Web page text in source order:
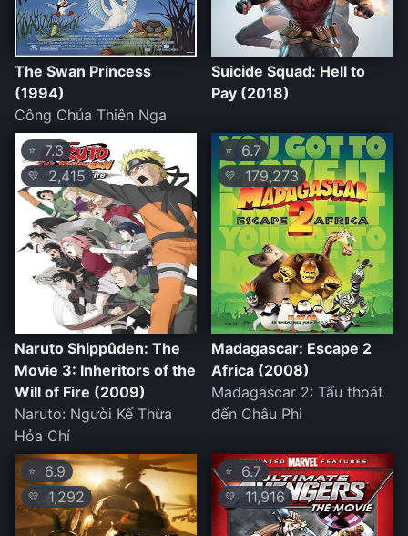
The Swan Princess
(1994)
Công Chúa Thiên Nga
Suicide Squad: Hell to
Pay (2018)
⭐ 7.3
💛 2,415
Naruto Shippûden: The
Movie 3: Inheritors of the
Will of Fire (2009)
Naruto: Người Kế Thừa
Hỏa Chí
⭐ 6.7
💛 179,273
Madagascar: Escape 2
Africa (2008)
Madagascar 2: Tẩu thoát
đến Châu Phi
⭐ 6.9
💛 1,292
⭐ 6.7
💛11,916